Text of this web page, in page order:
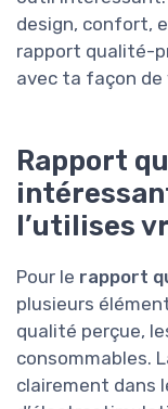
design, confort,
rapport qualité-
avec ta façon de
Rapport
l’utilises
Pour le rapport
plusieurs
qualité perçue,
consommables.
clairement dans